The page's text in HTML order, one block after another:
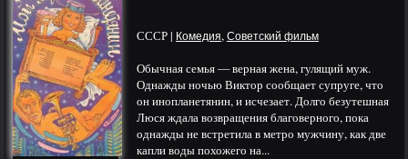
СССР | Комедия, Советский фильм
Обычная семья — верная жена, гулящий муж.
Однажды ночью Виктор сообщает супруге, что
он инопланетянин, и исчезает. Долго безутешная
Люся ждала возвращения благоверного, пока
однажды не встретила в метро мужчину, как две
капли воды похожего на...